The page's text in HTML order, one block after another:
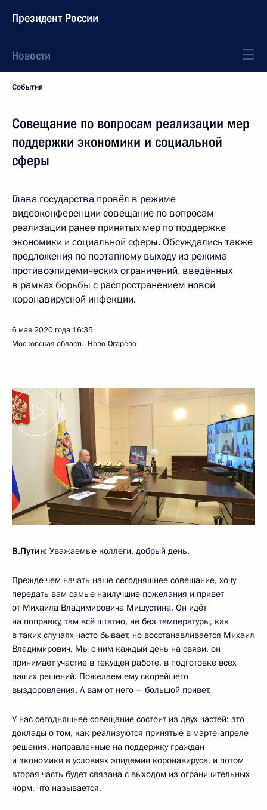
Президент России
Новости
События
Совещание по вопросам реализации мер
поддержки экономики и социальной
сферы
Глава государства провёл в режиме
видеоконференции совещание по вопросам
реализации ранее принятых мер по поддержке
экономики и социальной сферы. Обсуждались также
предложения по поэтапному выходу из режима
противоэпидемических ограничений, введённых
в рамках борьбы с распространением новой
коронавирусной инфекции.
6 мая 2020 года 16:35
Московская область, Ново-Огарёво
В.Путин: Уважаемые коллеги, добрый день.
Прежде чем начать наше сегодняшнее совещание, хочу
передать вам самые наилучшие пожелания и привет
от Михаила Владимировича Мишустина. Он идёт
на поправку, там всё штатно, не без температуры, как
в таких случаях часто бывает, но восстанавливается Михаил
Владимирович. Мы с ним каждый день на связи, он
принимает участие в текущей работе, в подготовке всех
наших решений. Пожелаем ему скорейшего
выздоровления. А вам от него – большой привет.
У нас сегодняшнее совещание состоит из двух частей: это
доклады о том, как реализуются принятые в марте-апреле
решения, направленные на поддержку граждан
и экономики в условиях эпидемии коронавируса, и потом
вторая часть будет связана с выходом из ограничительных
норм, что называется.